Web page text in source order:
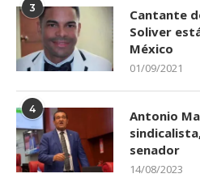
3
Cantante
Soliver
México
01/09/2021
4
Antonio
senador
14/08/2023